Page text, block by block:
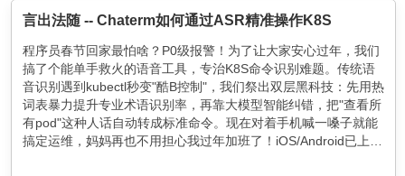
言出法随 -- Chaterm如何通过ASR精准操作K8S
程序员春节回家最怕啥？P0级报警！为了让大家安心过年，我们
搞了个能单手救火的语音工具，专治K8S命令识别难题。传统语
音识别遇到kubectl秒变"酷B控制"，我们祭出双层黑科技：先用热
词表暴力提升专业术语识别率，再靠大模型智能纠错，把"查看所
有pod"这种人话自动转成标准命令。现在对着手机喊一嗓子就能
搞定运维，妈妈再也不用担心我过年加班了！iOS/Android已上